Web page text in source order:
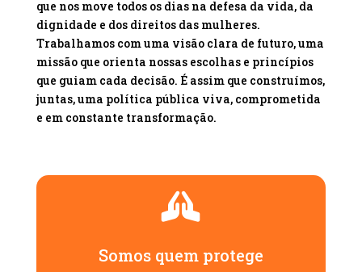
que nos move todos os dias na defesa da vida, da
dignidade e dos direitos das mulheres.
Trabalhamos com uma visão clara de futuro, uma
missão que orienta nossas escolhas e princípios
que guiam cada decisão. É assim que construímos,
juntas, uma política pública viva, comprometida
e em constante transformação.

Somos quem protege